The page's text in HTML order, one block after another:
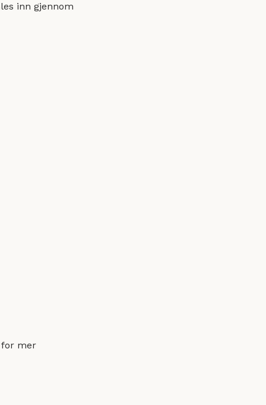
inn gjennom
mer